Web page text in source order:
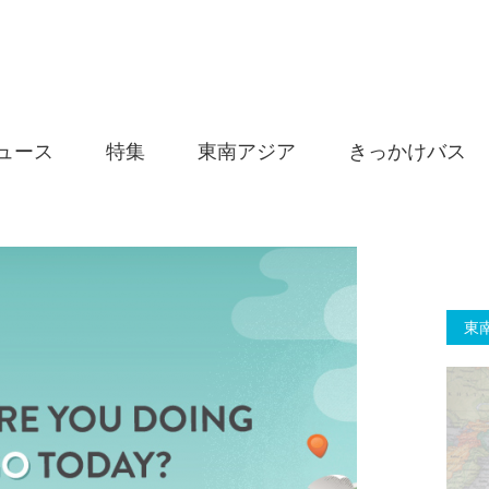
ース 特集 東南アジア きっかけバス
東